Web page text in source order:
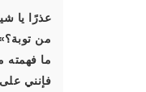
عذرًا يا
من
ما فهمته
فإنني